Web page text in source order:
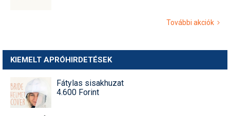
További akciók
KIEMELT APRÓHIRDETÉSEK
Fátylas sisakhuzat
4.600 Forint